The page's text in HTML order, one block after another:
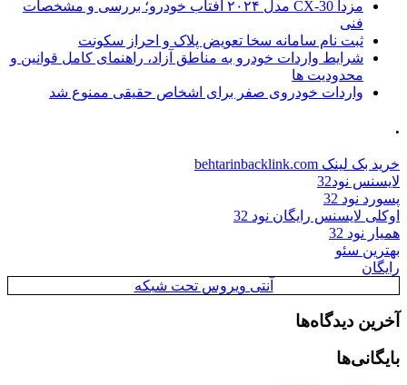
مزدا CX-30 مدل ۲۰۲۴ آفتاب خودرو؛ بررسی و مشخصات
فنی
ثبت نام سامانه سخا تعویض پلاک و احراز سکونت
شرایط واردات خودرو به مناطق آزاد، راهنمای کامل قوانین و
محدودیت ها
واردات خودروی صفر برای اشخاص حقیقی ممنوع شد
.
خرید بک لینک behtarinbacklink.com
لایسنس نود32
پسورد نود 32
اوکلی لایسنس رایگان نود 32
همیار نود 32
بهترین سئو
رایگان
آنتی ویروس تحت شبکه
آخرین دیدگاه‌ها
بایگانی‌ها